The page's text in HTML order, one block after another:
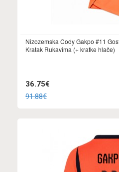
Nizozemska Cody Gakpo #11
Kratak Rukavima (+ kratke hlače)
36.75€
91.88€